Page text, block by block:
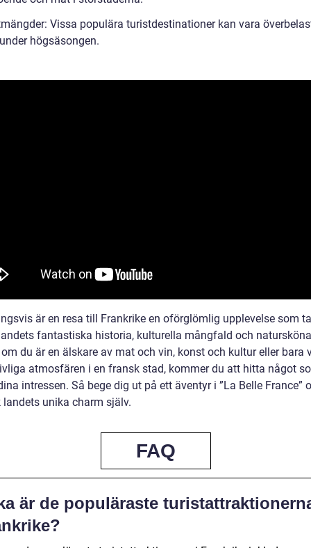
Vissa populära turistdestinationer kan vara
högsäsongen.
är en resa till Frankrike en oförglömlig upplevelse som
fantastiska historia, kulturella mångfald och
du är en älskare av mat och vin, konst och kultur eller bara
atmosfären i en fransk stad, kommer du att hitta något
intressen. Så bege dig ut på ett äventyr i ”La Belle France”
landets unika charm själv.
FAQ
är de populäraste